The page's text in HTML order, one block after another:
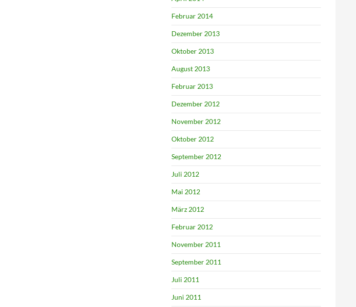
Februar 2014
Dezember 2013
Oktober 2013
August 2013
Februar 2013
Dezember 2012
November 2012
Oktober 2012
September 2012
Juli 2012
Mai 2012
März 2012
Februar 2012
November 2011
September 2011
Juli 2011
Juni 2011